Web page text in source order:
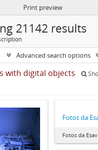
Print preview
21142 results
Advanced search options
with digital objects
Fotos da
Fotos da Esav